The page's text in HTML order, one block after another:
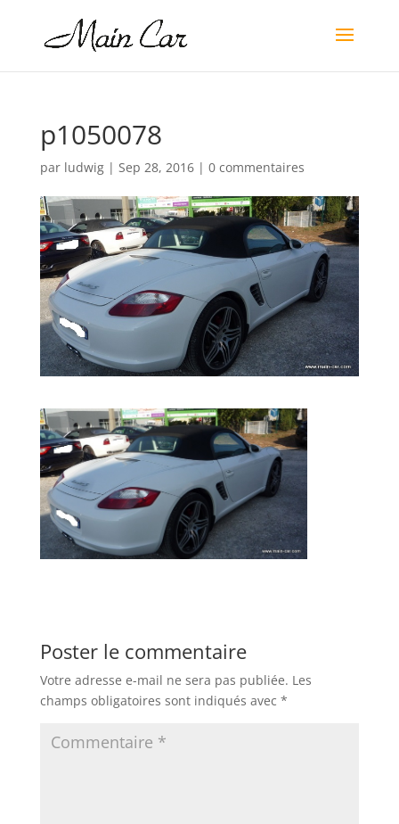
p1050078
par ludwig| Sep 28, 2016| 0 commentaires
Poster le commentaire
Votre adresse e-mail ne sera pas publiée. Les
champs obligatoires sont indiqués avec *